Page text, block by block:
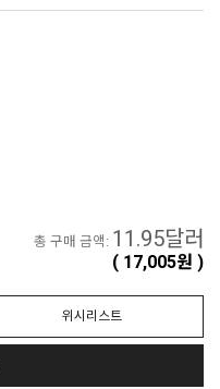
총 구매 금액: 11.95달러
( 17,005원 )
위시리스트